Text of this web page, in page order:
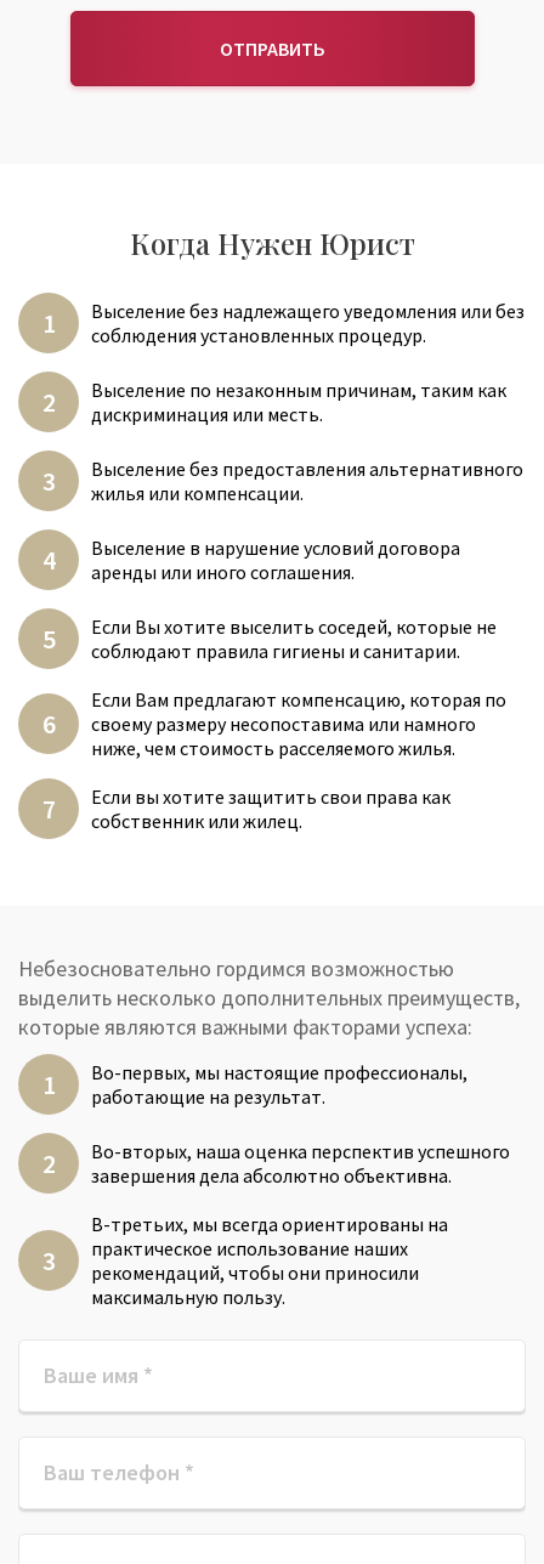
ОТПРАВИТЬ
Когда Нужен Юрист
Выселение без надлежащего уведомления или без
соблюдения установленных процедур.
Выселение по незаконным причинам, таким как
дискриминация или месть.
Выселение без предоставления альтернативного
жилья или компенсации.
Выселение в нарушение условий договора
аренды или иного соглашения.
Если Вы хотите выселить соседей, которые не
соблюдают правила гигиены и санитарии.
Если Вам предлагают компенсацию, которая по
своему размеру несопоставима или намного
ниже, чем стоимость расселяемого жилья.
Если вы хотите защитить свои права как
собственник или жилец.
Небезосновательно гордимся возможностью
выделить несколько дополнительных преимуществ,
которые являются важными факторами успеха:
Во-первых, мы настоящие профессионалы,
работающие на результат.
Во-вторых, наша оценка перспектив успешного
завершения дела абсолютно объективна.
В-третьих, мы всегда ориентированы на
практическое использование наших
рекомендаций, чтобы они приносили
максимальную пользу.